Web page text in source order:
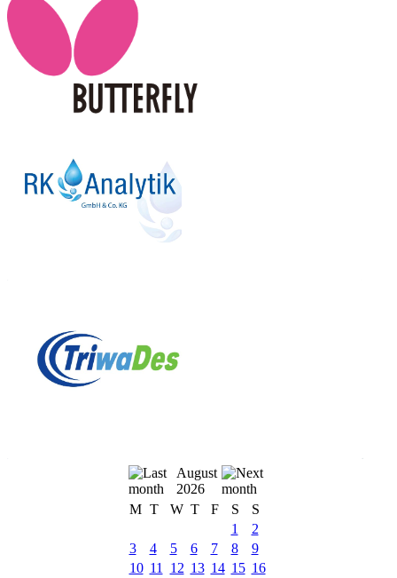
August
2026
M T W T F S
S
1
2
3
4 5 6 7 8
9
10 11 12 13 14 15 16